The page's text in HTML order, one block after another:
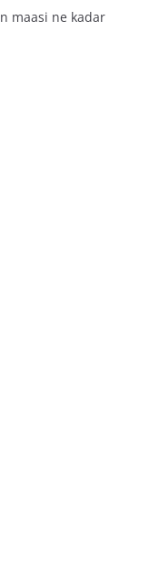
maasi ne kadar